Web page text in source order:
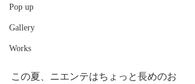
Pop up
Gallery
Works
この夏、ニエンテはちょっと長めのお